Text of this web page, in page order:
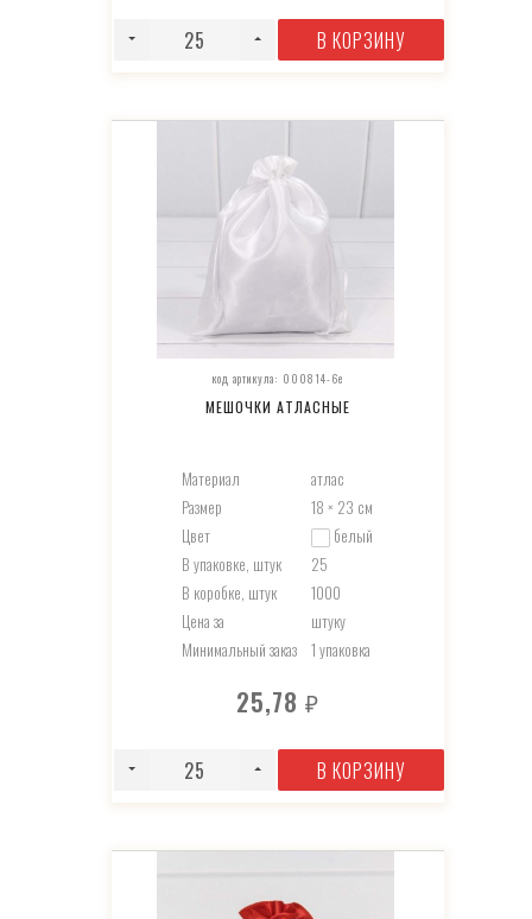
В КОРЗИНУ
код артикула: 000814-6e
МЕШОЧКИ АТЛАСНЫЕ
Материал
атлас
Размер
18 × 23 см
Цвет
белый
В упаковке, штук
25
В коробке, штук
1000
Цена за
штуку
Минимальный заказ
1 упаковка
25,78₽
В КОРЗИНУ